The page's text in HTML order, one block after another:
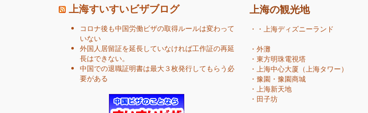
上海すいすいビザブログ
コロナ後も中国労働ビザの取得ルールは変わって
いない
外国人居留証を延長していなければ工作証の再延
長はできない。
中国での退職証明書は最大３枚発行してもらう必
要がある
上海の観光地
・・ 上海ディズニーランド
・ 外灘
・ 東方明珠電視塔
・ 上海中心大厦（上海タワー）
・ 豫園・豫園商城
・ 上海新天地
・ 田子坊